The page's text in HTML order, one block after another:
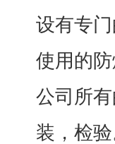
设有专
使用的
公司所
装，检